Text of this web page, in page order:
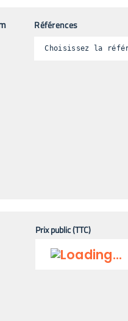
Références
Choisissez la
Prix public (TTC)